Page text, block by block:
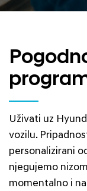
Uživati uz
vozilu.
personalizirani
njegujemo
momentalno i